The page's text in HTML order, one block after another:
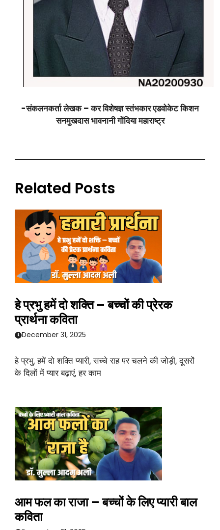
-संकलनकर्ता लेखक – कर विशेषज्ञ स्तंभकार एडवोकेट किशन
सनमुखदास भावनानी गोंदिया महाराष्ट्र
Related Posts
हे प्रभु हमें दो शक्ति – बच्चों की प्रेरक
प्रार्थना कविता
December 31, 2025
हे प्रभु, हमें दो शक्ति प्यारी, सच्चे राह पर चलने की जोड़ी, दूसरों
के दिलों में प्यार बढ़ाएं, हर काम
आम फल का राजा – बच्चों के लिए प्यारी बाल
कविता